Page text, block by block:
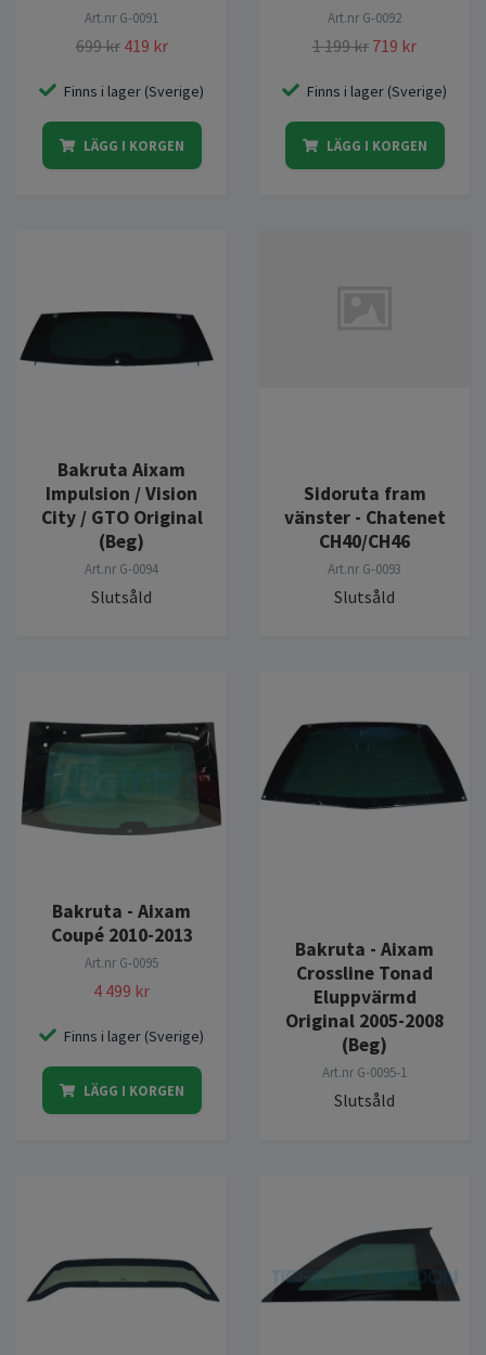
Art.nr G-0091
699 kr 419 kr
Finns i lager (Sverige)
LÄGG I KORGEN
Art.nr G-0092
1 199 kr 719 kr
Finns i lager (Sverige)
LÄGG I KORGEN
Bakruta Aixam
Impulsion / Vision
City / GTO Original
(Beg)
Art.nr G-0094
Slutsåld
Sidoruta fram
vänster - Chatenet
CH40/CH46
Art.nr G-0093
Slutsåld
Bakruta - Aixam
Coupé 2010-2013
Art.nr G-0095
4 499 kr
Finns i lager (Sverige)
LÄGG I KORGEN
Bakruta - Aixam
Crossline Tonad
Eluppvärmd
Original 2005-2008
(Beg)
Art.nr G-0095-1
Slutsåld